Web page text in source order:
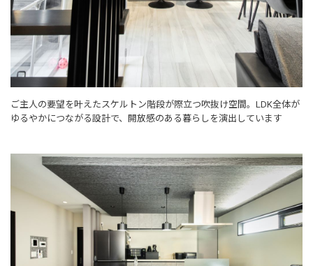
ご主人の要望を叶えたスケルトン階段が際立つ吹抜け空間。LDK全体が
ゆるやかにつながる設計で、開放感のある暮らしを演出しています